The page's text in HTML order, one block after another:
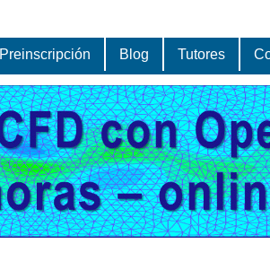
Preinscripción Blog Tutores